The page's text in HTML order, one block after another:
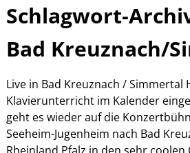
Schlagwort-
Bad Kreuznach/
Live in Bad Kreuznach / Simmertal
Klavierunterricht im Kalender
geht es wieder auf die
Seeheim-Jugenheim nach Bad